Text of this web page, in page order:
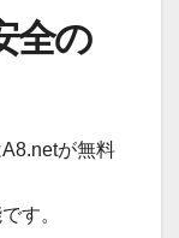
全の
が無料
す。